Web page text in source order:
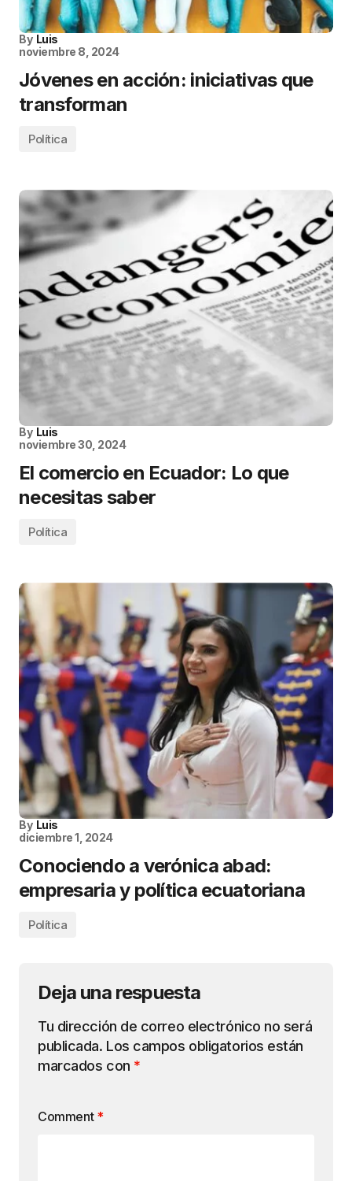
By Luis
noviembre 8, 2024
Jóvenes en acción: iniciativas que
transforman
Política
By Luis
noviembre 30, 2024
El comercio en Ecuador: Lo que
necesitas saber
Política
By Luis
diciembre 1, 2024
Conociendo a verónica abad:
empresaria y política ecuatoriana
Política
Deja una respuesta
Tu dirección de correo electrónico no será
publicada. Los campos obligatorios están
marcados con *
Comment *